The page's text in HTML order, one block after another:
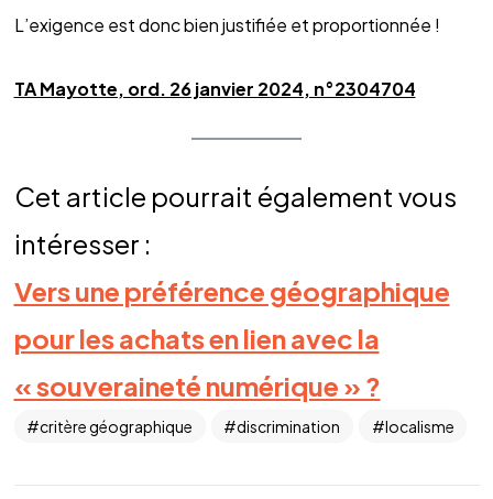
L’exigence est donc bien justifiée et proportionnée !
TA Mayotte, ord. 26 janvier 2024, n°2304704
Cet article pourrait également vous
intéresser :
Vers une préférence géographique
pour les achats en lien avec la
« souveraineté numérique » ?
critère géographique discrimination localisme